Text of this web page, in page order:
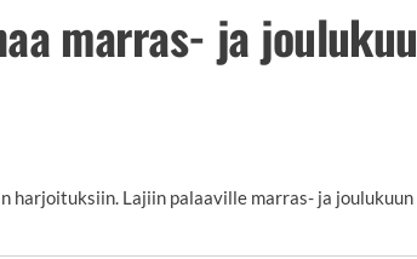
marras- ja joulukuu
harjoituksiin. Lajiin palaaville marras- ja joulukuun